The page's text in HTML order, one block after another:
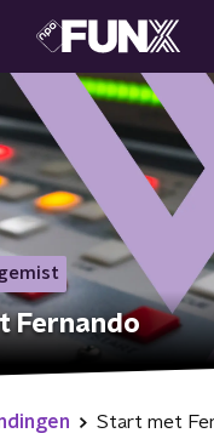
Fernando
Start met